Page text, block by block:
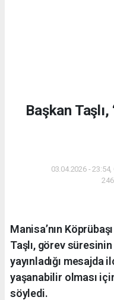
Başkan Taşlı,
03.04.2026 -
Manisa’nın
Taşlı, görev
yayınladığı mesajda
yaşanabilir olması
söyledi.